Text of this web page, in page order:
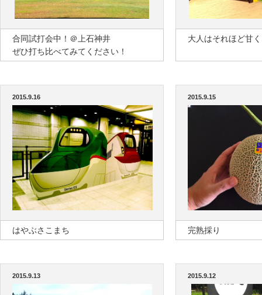
合同試打会中！＠上石神井
ぜひ打ち比べてみてください！
大人はそれほど甘
2015.9.16
はやぶさこまち
2015.9.15
完熟採り
2015.9.13 2015.9.12